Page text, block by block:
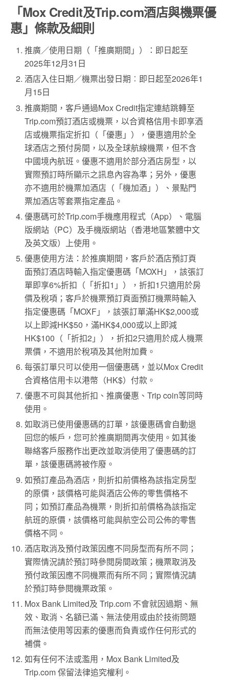
「Mox Credit及Trip.com酒店與機票優
惠」條款及細則
推廣／使用日期（「推廣期間」）：即日起至
2025年12月31日
酒店入住日期／機票出發日期︰即日起至2026年1
月15日
推廣期間，客戶通過Mox Credit指定連結跳轉至
Trip.com預訂酒店或機票，以合資格信用卡即享酒
店或機票指定折扣（「優惠」），優惠適用於全
球酒店之預付房間，以及全球航線機票，但不含
中國境內航班。優惠不適用於部分酒店房型，以
實際預訂時所顯示之訊息內容為準；另外，優惠
亦不適用於機票加酒店（「機加酒」）、景點門
票加酒店等套票指定產品。
優惠碼可於Trip.com手機應用程式（App）、電腦
版網站（PC）及手機版網站（香港地區繁體中文
及英文版）上使用。
優惠使用方法：於推廣期間，客戶於酒店預訂頁
面預訂酒店時輸入指定優惠碼「MOXH」，該張訂
單即享6%折扣（「折扣1」），折扣1只適用於房
價及稅項；客戶於機票預訂頁面預訂機票時輸入
指定優惠碼「MOXF」，該張訂單滿HK$2,000或
以上即減HK$50，滿HK$4,000或以上即減
HK$100（「折扣2」），折扣2只適用於成人機票
票價，不適用於稅項及其他附加費。
每張訂單只可以使用一個優惠碼，並以Mox Credit
合資格信用卡以港幣（HK$）付款。
優惠不可與其他折扣、推廣優惠、Trip coin等同時
使用。
如取消已使用優惠碼的訂單，該優惠碼會自動退
回您的帳戶，您可於推廣期間再次使用。如其後
聯絡客戶服務作出更改並取消使用了優惠碼的訂
單，該優惠碼將被作廢。
如預訂產品為酒店，則折扣前價格為該指定房型
的原價，該價格可能與酒店公佈的零售價格不
同；如預訂產品為機票，則折扣前價格為該指定
航班的原價，該價格可能與航空公司公佈的零售
價格不同。
酒店取消及預付政策因應不同房型而有所不同；
實際情況請於預訂時參閱房間政策；機票取消及
預付政策因應不同機票而有所不同；實際情況請
於預訂時參閱機票政策。
Mox Bank Limited及 Trip.com 不會就因過期、無
效、取消、名額已滿、無法使用或由於技術問題
而無法使用等因素的優惠而負責或作任何形式的
補償。
如有任何不法或濫用，Mox Bank Limited及
Trip.com 保留法律追究權利。